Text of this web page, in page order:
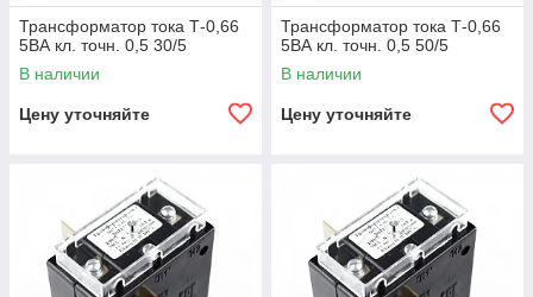
Трансформатор тока Т-0,66
5ВА кл. точн. 0,5 30/5
В наличии
Цену уточняйте
Трансформатор тока Т-0,66
5ВА кл. точн. 0,5 50/5
В наличии
Цену уточняйте